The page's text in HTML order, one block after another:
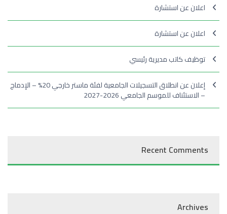
اعلان عن استشارة
اعلان عن استشارة
توظيف كاتب مديرية رئيسي
إعلان عن انطلاق التسجيلات الجامعية لفئة ماستر خارجي 20% – الإدماج
– الاستئناف للموسم الجامعي 2026-2027
Recent Comments
Archives